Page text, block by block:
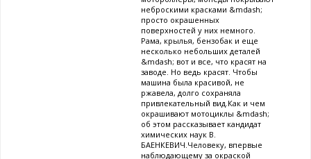
неброскими красками &mdash;
просто окрашенных
поверхностей у них немного.
Рама, крылья, бензобак и еще
несколько небольших деталей
&mdash; вот и все, что красят на
заводе. Но ведь красят. Чтобы
машина была красивой, не
ржавела, долго сохраняла
привлекательный вид.Как и чем
окрашивают мотоциклы &mdash;
об этом рассказывает кандидат
химических наук В.
БАЕНКЕВИЧ.Человеку, впервые
наблюдающему за окраской